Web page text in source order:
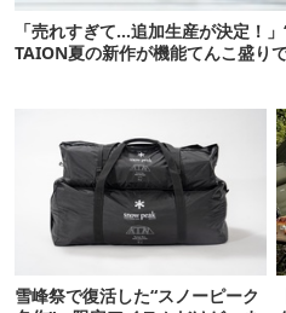
「売れすぎて…追加生産が決定！
TAION夏の新作が機能てんこ盛り
雪峰祭で復活した“スノーピーク